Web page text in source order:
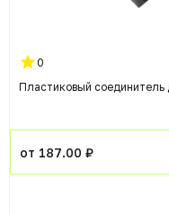
0
Пластиковый
от 187.00 ₽